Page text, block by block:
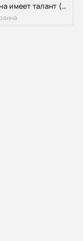
Украина имеет талант (2021)